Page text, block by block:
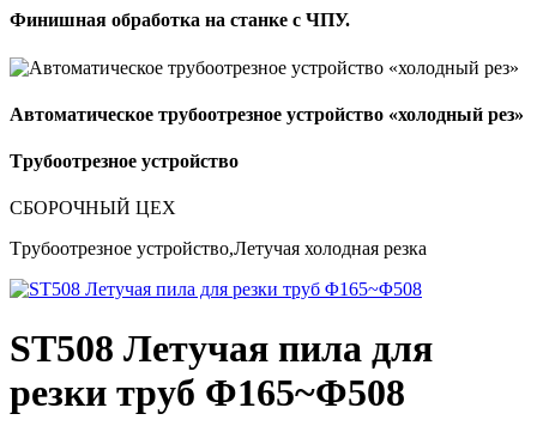
Финишная обработка на станке с ЧПУ.
Автоматическое трубоотрезное устройство «холодный рез»
Tрубоотрезное устройство
СБОРОЧНЫЙ ЦЕХ
Tрубоотрезное устройство,Летучая холодная резка
ST508 Летучая пила для
резки труб Φ165~Φ508